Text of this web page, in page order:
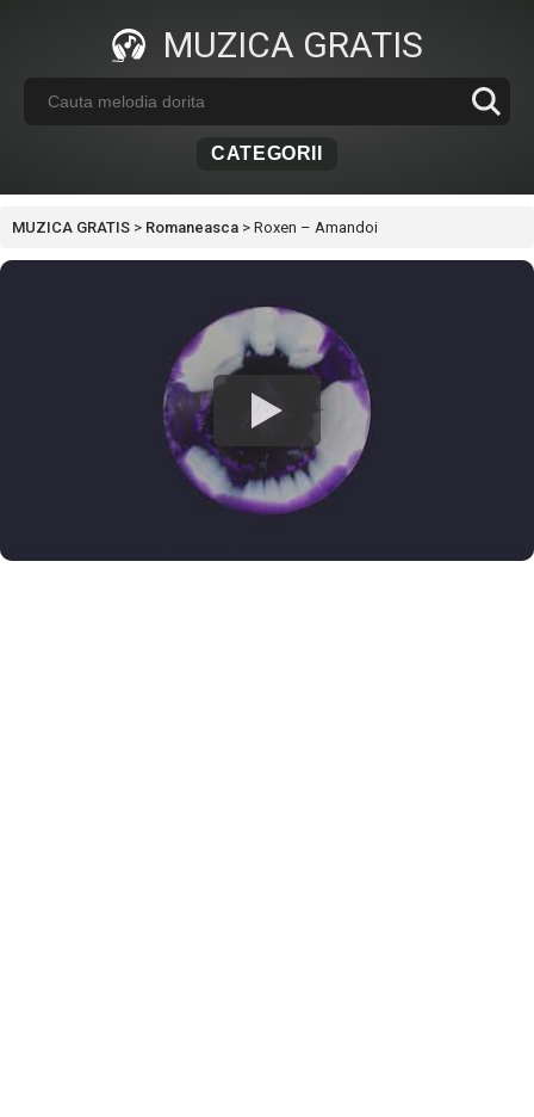
MUZICA GRATIS
CATEGORII
MUZICA GRATIS > Romaneasca > Roxen – Amandoi